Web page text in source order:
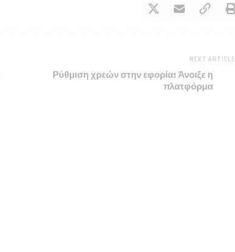
NEXT ARTICLE
Ρύθμιση χρεών στην εφορία: Άνοιξε η
πλατφόρμα